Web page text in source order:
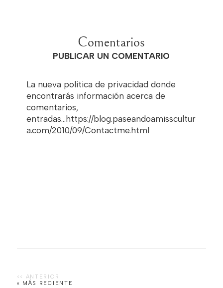
Comentarios
PUBLICAR UN COMENTARIO
La nueva politica de privacidad donde
encontrarás información acerca de
comentarios,
entradas...https://blog.paseandoamisscultur
a.com/2010/09/Contactme.html
« MÁS RECIENTE